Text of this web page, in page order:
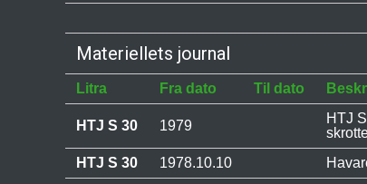
Materiellets journal
Litra Fra dato Til dato
HTJ S 30 1979
HTJ
HTJ S 30
1978.10.10